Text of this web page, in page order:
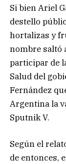
Si bien Ariel
destello
hortalizas y
nombre saltó
participar de
Salud del
Fernández
Argentina la
Sputnik V.
Según el
de entonces,